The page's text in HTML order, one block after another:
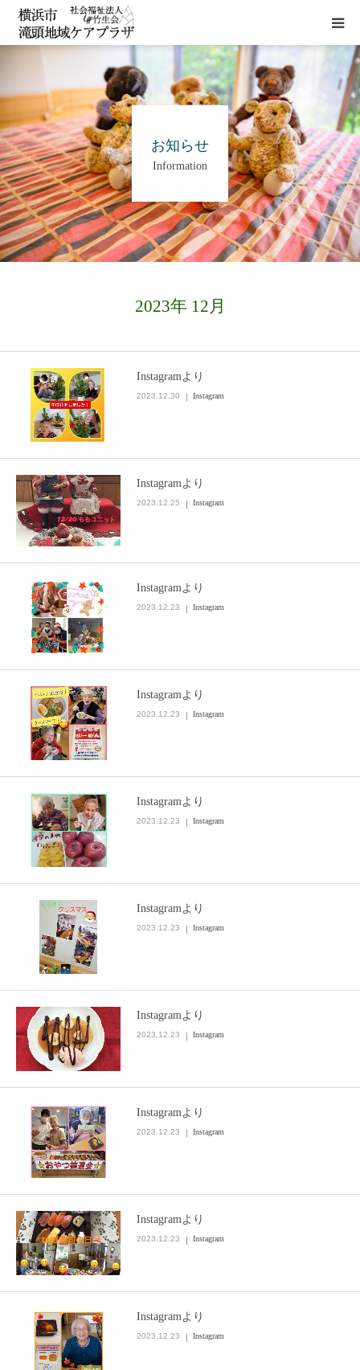
お知らせ
Information
2023年 12月
Instagramより
2023.12.30 Instagram
Instagramより
2023.12.25 Instagram
Instagramより
2023.12.23 Instagram
Instagramより
2023.12.23 Instagram
Instagramより
2023.12.23 Instagram
Instagramより
2023.12.23 Instagram
Instagramより
2023.12.23 Instagram
Instagramより
2023.12.23 Instagram
Instagramより
2023.12.23 Instagram
Instagramより
2023.12.23 Instagram
施設概要
サービス
貸室